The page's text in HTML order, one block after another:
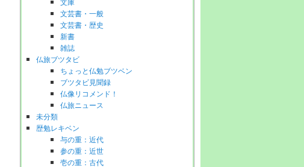
文芸書・一般
文芸書・歴史
新書
雑誌
仏旅ブツタビ
ちょっと仏勉ブツベン
ブツタビ見聞録
仏像リコメンド！
仏旅ニュース
未分類
歴勉レキベン
与の重：近代
参の重：近世
壱の重：古代